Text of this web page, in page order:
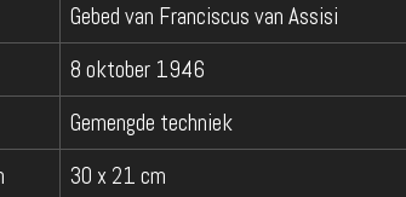
Gebed van Franciscus van Assisi
8 oktober 1946
Gemengde techniek
30 x 21 cm